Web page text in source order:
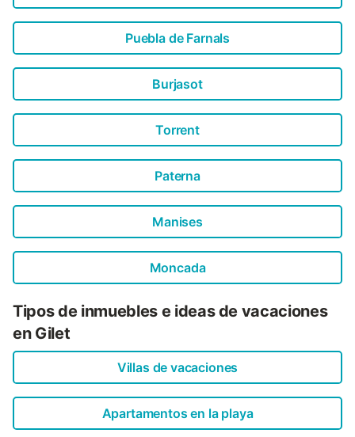
Puebla de Farnals
Burjasot
Torrent
Paterna
Manises
Moncada
Tipos de inmuebles e ideas de vacaciones
en Gilet
Villas de vacaciones
Apartamentos en la playa